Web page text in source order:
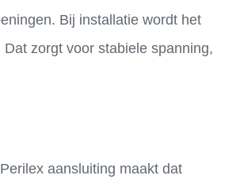
Bij installatie wordt het
zorgt voor stabiele spanning,
aansluiting maakt dat